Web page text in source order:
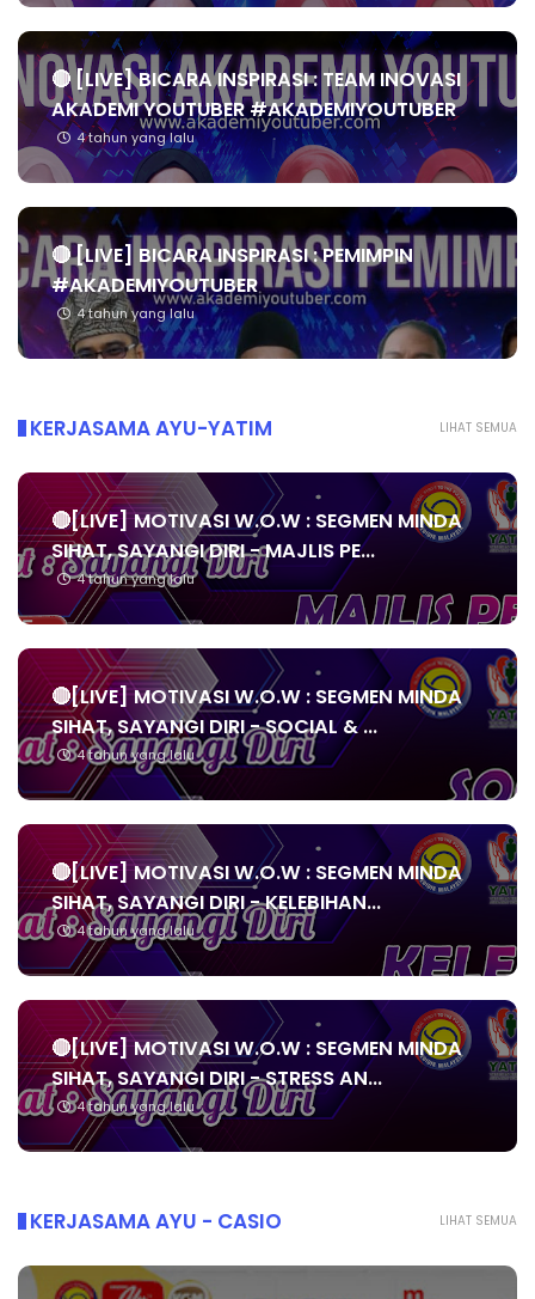
🔴 [LIVE] BICARA INSPIRASI : TEAM INOVASI
AKADEMI YOUTUBER #AKADEMIYOUTUBER
4 tahun yang lalu
🔴 [LIVE] BICARA INSPIRASI : PEMIMPIN
#AKADEMIYOUTUBER
4 tahun yang lalu
LIHAT SEMUA
KERJASAMA AYU-YATIM
🔴[LIVE] MOTIVASI W.O.W : SEGMEN MINDA
SIHAT, SAYANGI DIRI - MAJLIS PE...
4 tahun yang lalu
🔴[LIVE] MOTIVASI W.O.W : SEGMEN MINDA
SIHAT, SAYANGI DIRI - SOCIAL & ...
4 tahun yang lalu
🔴[LIVE] MOTIVASI W.O.W : SEGMEN MINDA
SIHAT, SAYANGI DIRI - KELEBIHAN...
4 tahun yang lalu
🔴[LIVE] MOTIVASI W.O.W : SEGMEN MINDA
SIHAT, SAYANGI DIRI - STRESS AN...
4 tahun yang lalu
LIHAT SEMUA
KERJASAMA AYU - CASIO